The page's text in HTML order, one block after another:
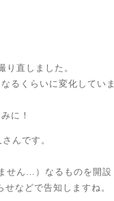
直しました。
るくらいに変化していま
に！
んです。
せん…）なるものを開設
などで告知しますね。